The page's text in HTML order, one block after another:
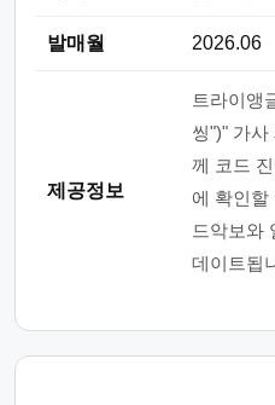
발매월 2026.06
제공정보
트라이앵
씽")" 가
께 코드
에 확인할
드악보와
데이트됩